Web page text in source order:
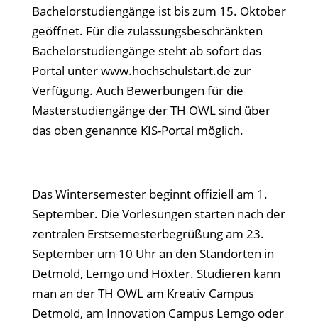
Bachelorstudiengänge ist bis zum 15. Oktober
geöffnet. Für die zulassungsbeschränkten
Bachelorstudiengänge steht ab sofort das
Portal unter www.hochschulstart.de zur
Verfügung. Auch Bewerbungen für die
Masterstudiengänge der TH OWL sind über
das oben genannte KIS-Portal möglich.
Das Wintersemester beginnt offiziell am 1.
September. Die Vorlesungen starten nach der
zentralen Erstsemesterbegrüßung am 23.
September um 10 Uhr an den Standorten in
Detmold, Lemgo und Höxter. Studieren kann
man an der TH OWL am Kreativ Campus
Detmold, am Innovation Campus Lemgo oder